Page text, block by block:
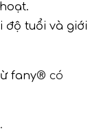
độ tuổi và giới
fany® có